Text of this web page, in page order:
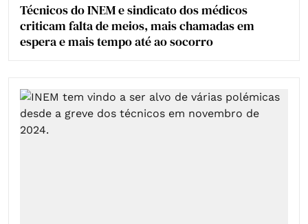
Técnicos do INEM e sindicato dos médicos
criticam falta de meios, mais chamadas em
espera e mais tempo até ao socorro